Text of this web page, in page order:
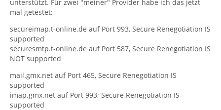
unterstützt. Für zwei "meiner" Provider habe ich das jetzt
mal getestet:
secureimap.t-online.de auf Port 993, Secure Renegotiation IS
supported
securesmtp.t-online.de auf Port 587, Secure Renegotiation IS
NOT supported
mail.gmx.net auf Port 465, Secure Renegotiation IS
supported
imap.gmx.net auf Port 993; Secure Renegotiation IS
supported